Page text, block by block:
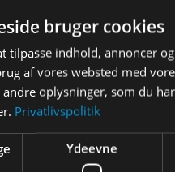
bruger cookies
tilpasse indhold, annoncer
af vores websted med
oplysninger, som du
Privatlivspolitik
Ydeevne